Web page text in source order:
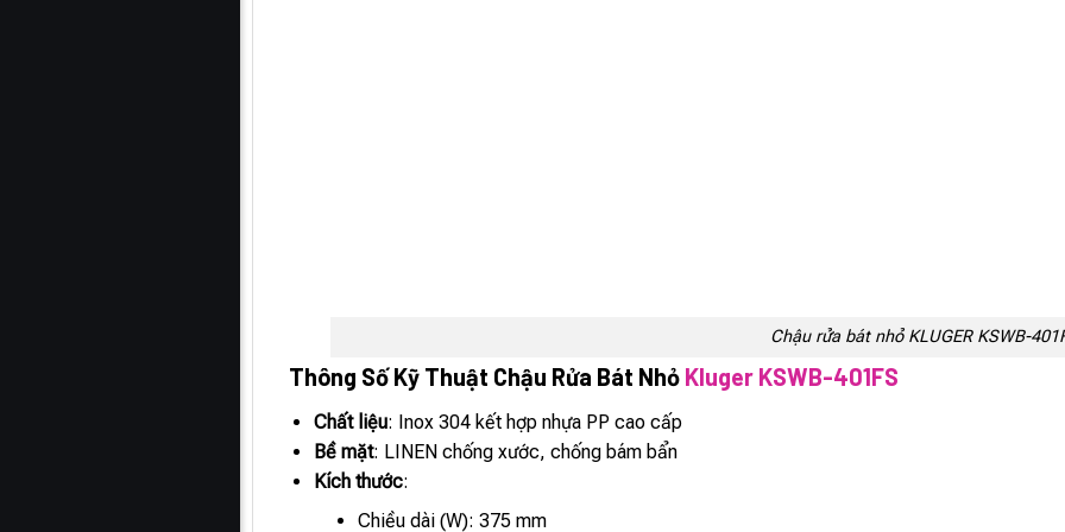
Chậu rửa bát nhỏ KLUGER KSWB-
Thông Số Kỹ Thuật Chậu Rửa Bát Nhỏ Kluger KSWB-401FS
Chất liệu: Inox 304 kết hợp nhựa PP cao cấp
Bề mặt: LINEN chống xước, chống bám bẩn
Kích thước:
Chiều dài (W): 375 mm